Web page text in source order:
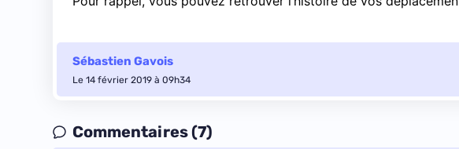
Sébastien Gavois
Le 14 février 2019 à 09h34
Commentaires (7)